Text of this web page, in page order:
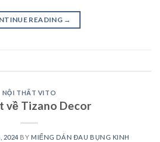
READING →
NỘI THẤT VITO
về Tizano Decor
2024 BY MIẾNG DÁN ĐAU BỤNG KINH